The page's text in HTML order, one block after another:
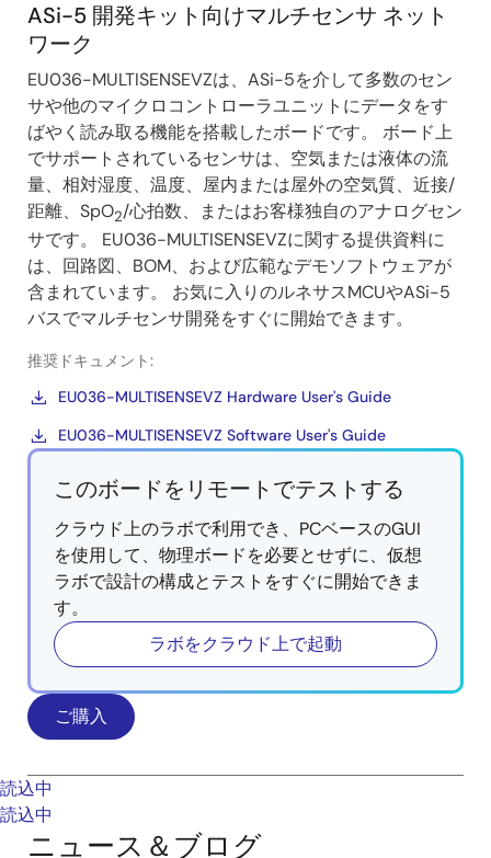
ASi-5 開発キット向けマルチセンサ ネット
ワーク
EU036-MULTISENSEVZは、ASi-5を介して多数のセン
サや他のマイクロコントローラユニットにデータをす
ばやく読み取る機能を搭載したボードです。 ボード上
でサポートされているセンサは、空気または液体の流
量、相対湿度、温度、屋内または屋外の空気質、近接/
距離、SpO2/心拍数、またはお客様独自のアナログセン
サです。 EU036-MULTISENSEVZに関する提供資料に
は、回路図、BOM、および広範なデモソフトウェアが
含まれています。 お気に入りのルネサスMCUやASi-5
バスでマルチセンサ開発をすぐに開始できます。
推奨ドキュメント:
EU036-MULTISENSEVZ Hardware User's Guide
EU036-MULTISENSEVZ Software User's Guide
このボードをリモートでテストする
クラウド上のラボで利用でき、PCベースのGUI
を使用して、物理ボードを必要とせずに、仮想
ラボで設計の構成とテストをすぐに開始できま
す。
ラボをクラウド上で起動
ご購入
読込中
読込中
ニュース＆ブログ